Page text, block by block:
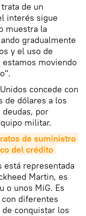
de un
interés sigue
muestra la
gradualmente
y el uso de
moviendo
concede con
de dólares a los
deudas, por
militar.
de suministro
del crédito
está representada
Martin, es
o unos MiG. Es
diferentes
conquistar los